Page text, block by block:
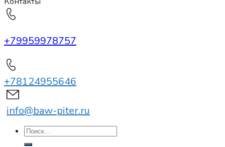
+79959978757
+78124955646
info@baw-piter.ru
Искать: